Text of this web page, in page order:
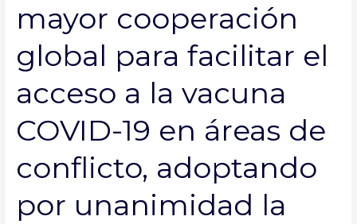
mayor cooperación
global para facilitar el
acceso a la vacuna
COVID-19 en áreas de
conflicto, adoptando
por unanimidad la
mayor
cooperación
para
el
a
vacuna